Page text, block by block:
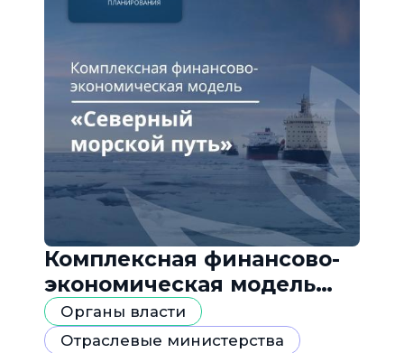
Комплексная финансово-
экономическая модель
«Северный морской путь»
Органы власти
Отраслевые министерства